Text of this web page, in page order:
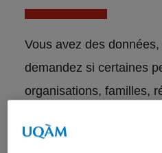
Vous avez des
demandez si certaines
organisations, familles,
personnes semblables?